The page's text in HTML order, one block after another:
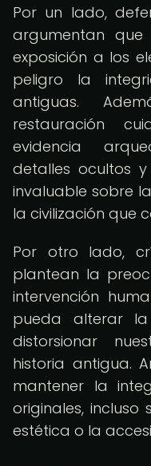
Por un lado,
argumentan
exposición a los
peligro la
antiguas.
restauración
evidencia
detalles ocultos
invaluable sobre
la civilización que
Por otro lado,
plantean la
intervención
pueda alterar
distorsionar
historia antigua.
mantener la
originales, incluso
estética o la